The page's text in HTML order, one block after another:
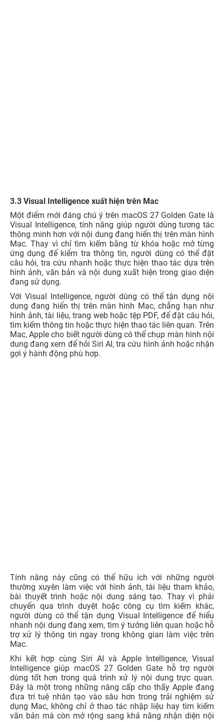
3.3 Visual Intelligence xuất hiện trên Mac
Một điểm mới đáng chú ý trên macOS 27 Golden Gate là
Visual Intelligence, tính năng giúp người dùng tương tác
thông minh hơn với nội dung đang hiển thị trên màn hình
Mac. Thay vì chỉ tìm kiếm bằng từ khóa hoặc mở từng
ứng dụng để kiểm tra thông tin, người dùng có thể đặt
câu hỏi, tra cứu nhanh hoặc thực hiện thao tác dựa trên
hình ảnh, văn bản và nội dung xuất hiện trong giao diện
đang sử dụng.
Với Visual Intelligence, người dùng có thể tận dụng nội
dung đang hiển thị trên màn hình Mac, chẳng hạn như
hình ảnh, tài liệu, trang web hoặc tệp PDF, để đặt câu hỏi,
tìm kiếm thông tin hoặc thực hiện thao tác liên quan. Trên
Mac, Apple cho biết người dùng có thể chụp màn hình nội
dung đang xem để hỏi Siri AI, tra cứu hình ảnh hoặc nhận
gợi ý hành động phù hợp.
Tính năng này cũng có thể hữu ích với những người
thường xuyên làm việc với hình ảnh, tài liệu tham khảo,
bài thuyết trình hoặc nội dung sáng tạo. Thay vì phải
chuyển qua trình duyệt hoặc công cụ tìm kiếm khác,
người dùng có thể tận dụng Visual Intelligence để hiểu
nhanh nội dung đang xem, tìm ý tưởng liên quan hoặc hỗ
trợ xử lý thông tin ngay trong không gian làm việc trên
Mac.
Khi kết hợp cùng Siri AI và Apple Intelligence, Visual
Intelligence giúp macOS 27 Golden Gate hỗ trợ người
dùng tốt hơn trong quá trình xử lý nội dung trực quan.
Đây là một trong những nâng cấp cho thấy Apple đang
đưa trí tuệ nhân tạo vào sâu hơn trong trải nghiệm sử
dụng Mac, không chỉ ở thao tác nhập liệu hay tìm kiếm
văn bản mà còn mở rộng sang khả năng nhận diện nội